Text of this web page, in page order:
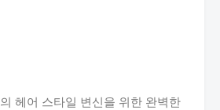
헤어 스타일 변신을 위한 완벽한